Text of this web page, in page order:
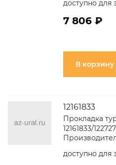
доступно для
7 806 ₽
В корзину
12161833
Прокладка
12161833/
доступно для